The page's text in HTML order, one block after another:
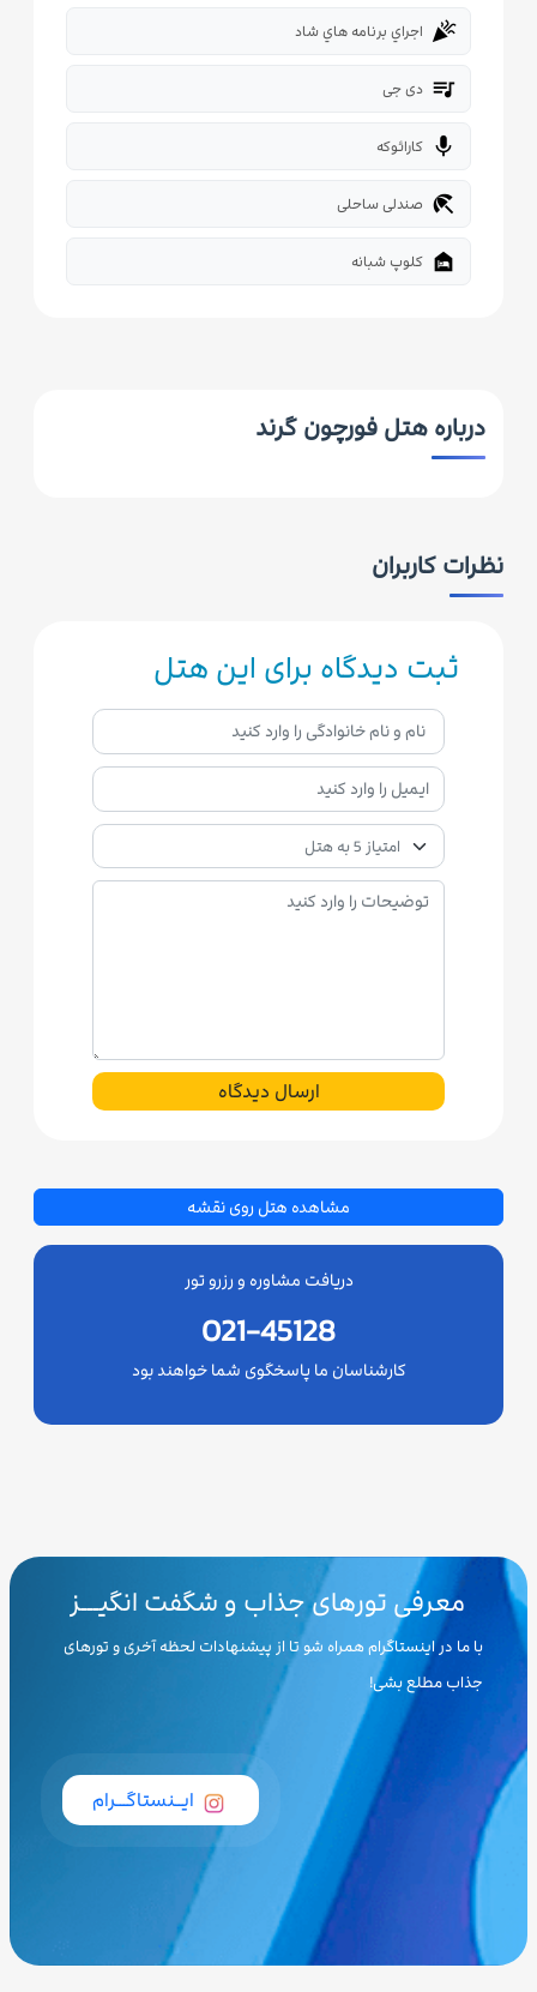
celebration اجراي برنامه هاي شاد
queue_music دی جی
mic کارائوکه
beach_access صندلی ساحلی
night_shelter کلوپ شبانه
درباره هتل فورچون گرند
نظرات کاربران
ثبت دیدگاه برای این هتل
ارسال دیدگاه
مشاهده هتل روی نقشه
دریافت مشاوره و رزرو تور
021-45128
کارشناسان ما پاسخگوی شما خواهند بود
معرفی تورهای جذاب و شگفت انگیـــز
با ما در اینستاگرام همراه شو تا از پیشنهادات لحظه آخری و تورهای
جذاب مطلع بشی!
ایــنستاگـــرام